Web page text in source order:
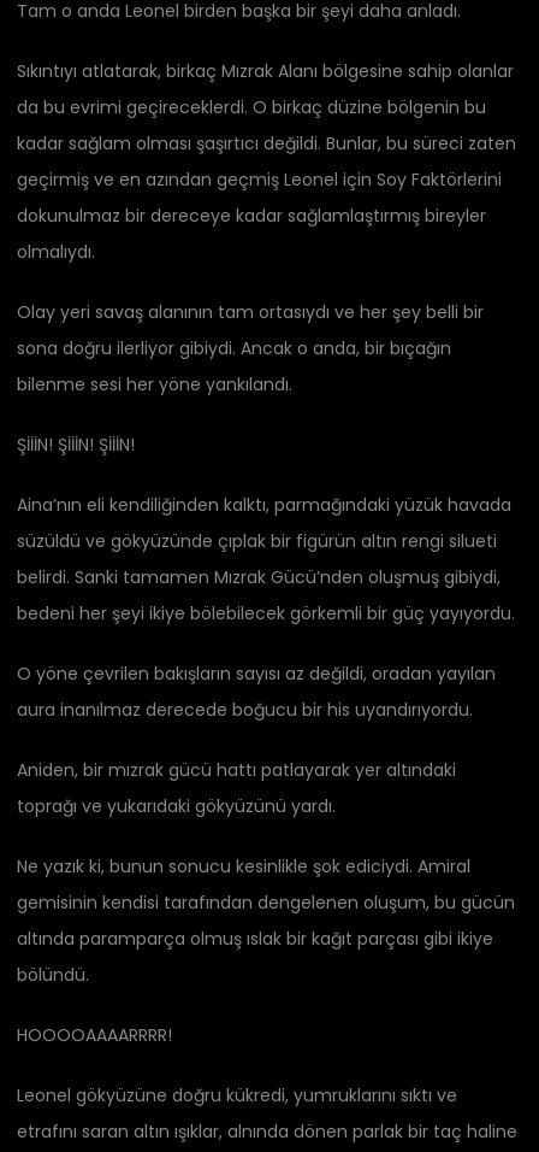
Tam o anda Leonel birden başka bir şeyi daha anladı.
Sıkıntıyı atlatarak, birkaç Mızrak Alanı bölgesine sahip olanlar
da bu evrimi geçireceklerdi. O birkaç düzine bölgenin bu
kadar sağlam olması şaşırtıcı değildi. Bunlar, bu süreci zaten
geçirmiş ve en azından geçmiş Leonel için Soy Faktörlerini
dokunulmaz bir dereceye kadar sağlamlaştırmış bireyler
olmalıydı.
Olay yeri savaş alanının tam ortasıydı ve her şey belli bir
sona doğru ilerliyor gibiydi. Ancak o anda, bir bıçağın
bilenme sesi her yöne yankılandı.
ŞİİİN! ŞİİİN! ŞİİİN!
Aina’nın eli kendiliğinden kalktı, parmağındaki yüzük havada
süzüldü ve gökyüzünde çıplak bir figürün altın rengi silueti
belirdi. Sanki tamamen Mızrak Gücü’nden oluşmuş gibiydi,
bedeni her şeyi ikiye bölebilecek görkemli bir güç yayıyordu.
O yöne çevrilen bakışların sayısı az değildi, oradan yayılan
aura inanılmaz derecede boğucu bir his uyandırıyordu.
Aniden, bir mızrak gücü hattı patlayarak yer altındaki
toprağı ve yukarıdaki gökyüzünü yardı.
Ne yazık ki, bunun sonucu kesinlikle şok ediciydi. Amiral
gemisinin kendisi tarafından dengelenen oluşum, bu gücün
altında paramparça olmuş ıslak bir kağıt parçası gibi ikiye
bölündü.
HOOOOAAAARRRR!
Leonel gökyüzüne doğru kükredi, yumruklarını sıktı ve
etrafını saran altın ışıklar, alnında dönen parlak bir taç haline